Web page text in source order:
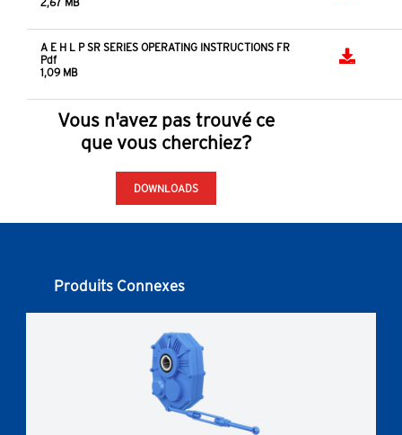
A E H L P SR SERIES OPERATING INSTRUCTIONS FR
Pdf
1,09 MB
Vous n'avez pas trouvé ce
que vous cherchiez?
DOWNLOADS
Produits Connexes